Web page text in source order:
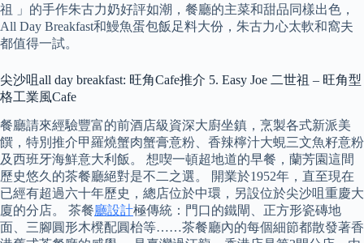
祖 」的手作朱古力奶好評如潮，餐廳的主菜和甜品同樣出色，
All Day Breakfast和鰻魚蛋包飯足料大份，朱古力心太軟和窩夫
都值得一試。
尖沙咀all day breakfast: 旺角Cafe推介 5. Easy Joe 二世祖 – 旺角型
格工業風Cafe
餐廳請來經驗豐富的前酒店級資深大廚坐鎮，烹製各式新派美
饌，特別推介甲羅燒蟹肉蟹膏意粉、香辣檸汁大蜆三文魚籽意粉
及西班牙海鮮意大利飯。 想喫一頓超地道的早餐，蘭芳園這間
歷史悠久的茶餐廳絕對是不二之選。 開業於1952年，直至現在
已經有超過六十年歷史，總店位於中環，另設位於尖沙咀重慶大
廈的分店。 茶餐廳設計極傳統：門口的鐵閘、正方形瓷磚地
面、三腳圓形木櫈配圓枱等……茶餐廳內的每個細節都散發著香